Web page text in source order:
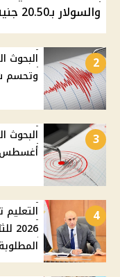
والسولار بـ20.50 جنيه
2
البحوث
وتحسم
3
أغسطس:
4
المطلوبة